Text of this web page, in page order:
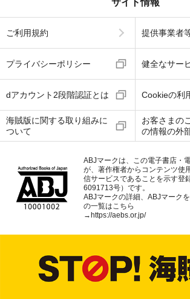
ご利用規約 提供事業者
プライバシーポリシー 健全なサー
dアカウント2段階認証とは Cookieの利
海賊版に関する取り組みに
ついて
お客さまの
の情報の外
ABJマークは、この電子書店・
が、著作権者からコンテンツ使
信サービスであることを示す登
6091713号）です。
ABJマークの詳細、ABJマーク
の一覧はこちら
→https://aebs.or.jp/